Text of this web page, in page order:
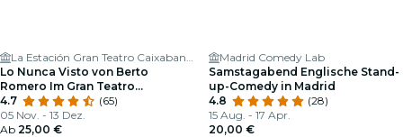
La Estación Gran Teatro Caixabank Príncipe Pío
Lo Nunca Visto von Berto
Romero Im Gran Teatro
CaixaBank Príncipe Pío
4.7
(65)
05 Nov. - 13 Dez.
Ab 25,00 €
Madrid Comedy Lab
Samstagabend Englische Stand-
up-Comedy in Madrid
4.8
(28)
15 Aug. - 17 Apr.
20,00 €